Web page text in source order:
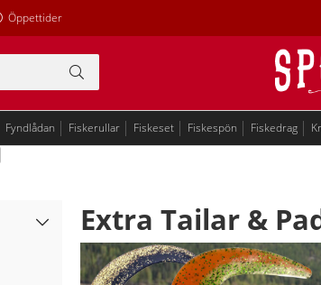
Öppettider
Fyndlådan Fiskerullar Fiskeset Fiskespön Fiskedrag
Extra Tailar &